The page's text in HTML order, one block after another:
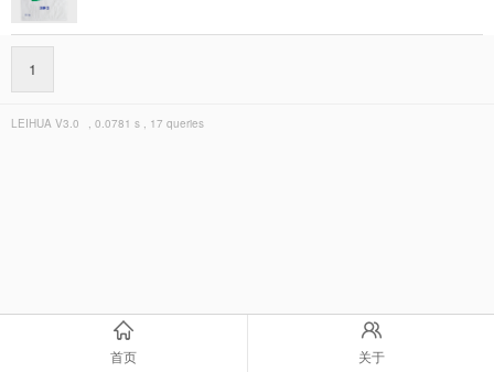
1
LEIHUA V3.0 , 0.0781 s , 17 queries
首页 关于